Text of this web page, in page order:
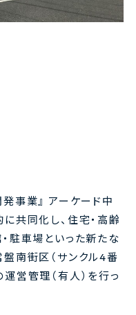
事業』 アーケード中
共同化し、住宅・高齢
駐車場といった新たな
南街区（サンクル4番
営管理（有人）を行っ